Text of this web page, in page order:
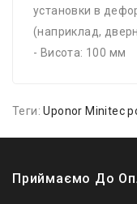
установки в
(наприклад,
- Висота: 100 мм
Теги:Uponor Minitec
Приймаємо До